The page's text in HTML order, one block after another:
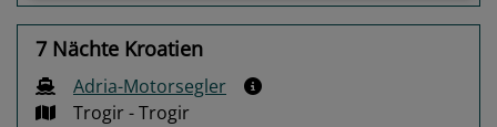
7 Nächte Kroatien
Adria-Motorsegler
Trogir - Trogir